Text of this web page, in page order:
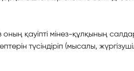
қауіпті мінез-құлқының
түсіндіріп (мысалы,